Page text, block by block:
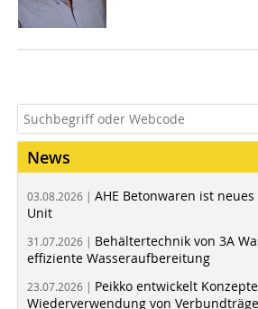
News
03.08.2026 | AHE Betonwaren ist
Unit
31.07.2026 | Behältertechnik von 3A
effiziente Wasseraufbereitung
23.07.2026 | Peikko entwickelt
Wiederverwendung von